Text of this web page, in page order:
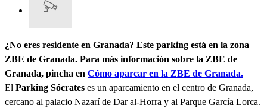
¿No eres residente en Granada? Este parking está en la zona
ZBE de Granada. Para más información sobre la ZBE de
Granada, pincha en Cómo aparcar en la ZBE de Granada.
El Parking Sócrates es un aparcamiento en el centro de Granada,
cercano al palacio Nazarí de Dar al-Horra y al Parque García Lorca.